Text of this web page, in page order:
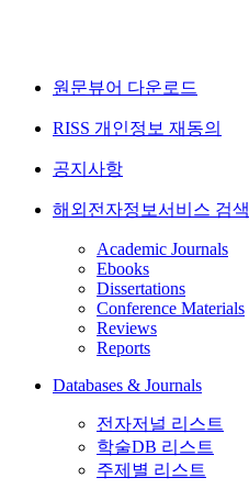
원문뷰어 다운로드
RISS 개인정보 재동의
공지사항
해외전자정보서비스 검색
Academic Journals
Ebooks
Dissertations
Conference Materials
Reviews
Reports
Databases & Journals
전자저널 리스트
학술DB 리스트
주제별 리스트